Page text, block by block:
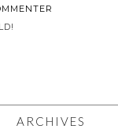
ARCHIVES